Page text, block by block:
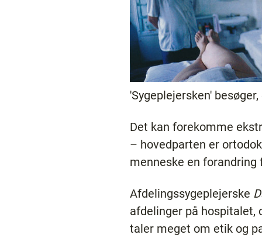
'Sygeplejersken'
Det kan forekomme
– hovedparten er
menneske en
Afdelingssygeplejerske
afdelinger på hospitalet,
taler meget om etik og